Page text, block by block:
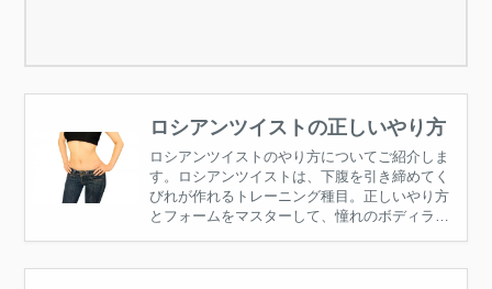
ロシアンツイストの正しいやり方
ロシアンツイストのやり方についてご紹介しま
す。ロシアンツイストは、下腹を引き締めてく
びれが作れるトレーニング種目。正しいやり方
とフォームをマスターして、憧れのボディライ